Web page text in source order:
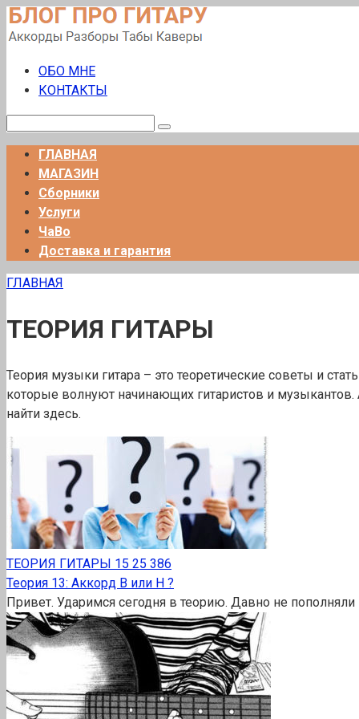
Перейти
к
ОБО МНЕ
КОНТАКТЫ
ГЛАВНАЯ
МАГАЗИН
Сборники
Услуги
ЧаВо
Доставка и гарантия
ГЛАВНАЯ
ТЕОРИЯ ГИТАРЫ
Теория музыки гитара – это теоретические советы и
которые волнуют начинающих гитаристов и музыкантов.
найти здесь.
ТЕОРИЯ ГИТАРЫ 15 25 386
Теория 13: Аккорд B или H ?
Привет. Ударимся сегодня в теорию. Давно не